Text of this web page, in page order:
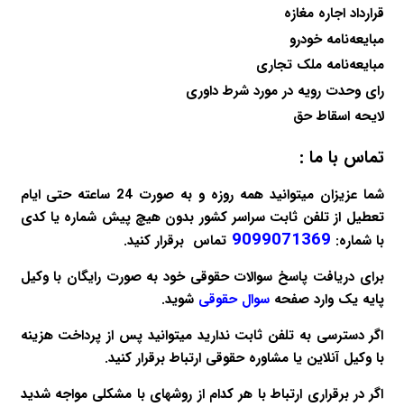
قرارداد اجاره مغازه
مبایعه‌نامه خودرو
مبایعه‌نامه ملک تجاری
رای وحدت رویه در مورد شرط داوری
لایحه اسقاط حق
تماس با ما :
شما عزیزان میتوانید همه روزه و به صورت 24 ساعته حتی ایام
تعطیل از تلفن ثابت سراسر کشور بدون هیچ پیش شماره یا کدی
با شماره: 9099071369 تماس برقرار کنید.
برای دریافت پاسخ سوالات حقوقی خود به صورت رایگان با وکیل
پایه یک وارد صفحهسوال حقوقی شوید.
اگر دسترسی به تلفن ثابت ندارید میتوانید پس از پرداخت هزینه
باوکیل آنلاین یامشاوره حقوقی ارتباط برقرار کنید.
اگر در برقراری ارتباط با هر کدام از روشهای با مشکلی مواجه شدید